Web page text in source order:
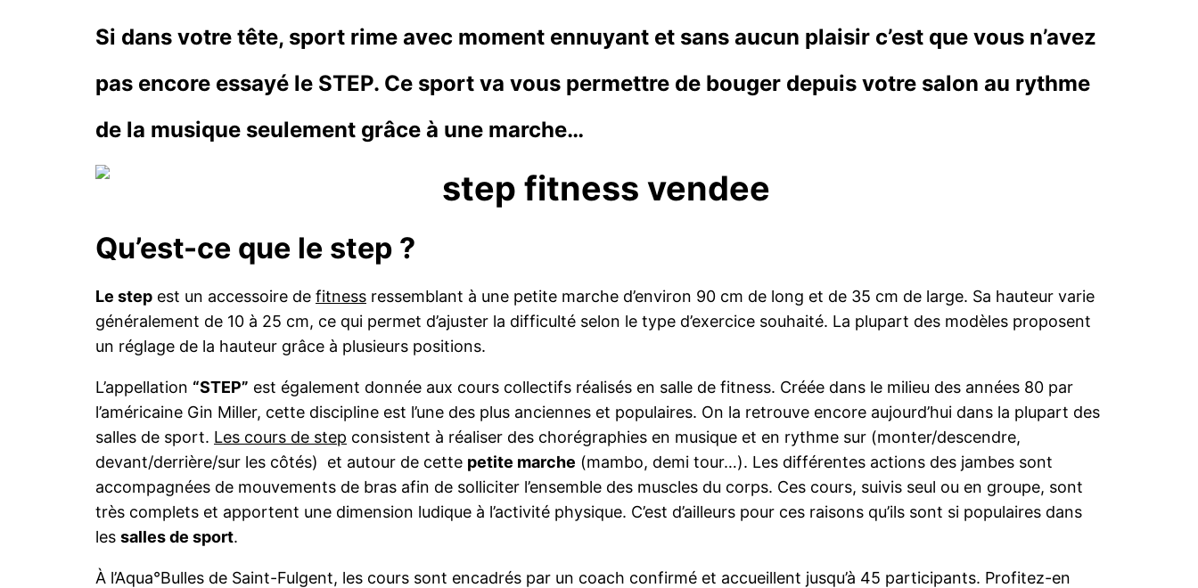
Si dans votre tête, sport rime avec moment ennuyant et sans aucun plaisir c’est que vous n’avez
pas encore essayé le STEP. Ce sport va vous permettre de bouger depuis votre salon au rythme
de la musique seulement grâce à une marche…
Qu’est-ce que le step ?
Le step est un accessoire de fitness ressemblant à une petite marche d’environ 90 cm de long et de 35 cm de large. Sa hauteur varie
généralement de 10 à 25 cm, ce qui permet d’ajuster la difficulté selon le type d’exercice souhaité. La plupart des modèles proposent
un réglage de la hauteur grâce à plusieurs positions.
L’appellation “STEP” est également donnée aux cours collectifs réalisés en salle de fitness. Créée dans le milieu des années 80 par
l’américaine Gin Miller, cette discipline est l’une des plus anciennes et populaires. On la retrouve encore aujourd’hui dans la plupart des
salles de sport. Les cours de step consistent à réaliser des chorégraphies en musique et en rythme sur (monter/descendre,
devant/derrière/sur les côtés) et autour de cette petite marche (mambo, demi tour…). Les différentes actions des jambes sont
accompagnées de mouvements de bras afin de solliciter l’ensemble des muscles du corps. Ces cours, suivis seul ou en groupe, sont
très complets et apportent une dimension ludique à l’activité physique. C’est d’ailleurs pour ces raisons qu’ils sont si populaires dans
les salles de sport.
À l’Aqua°Bulles de Saint-Fulgent, les cours sont encadrés par un coach confirmé et accueillent jusqu’à 45 participants. Profitez-en